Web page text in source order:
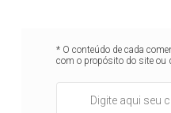
* O conteúdo de cada
com o propósito do site ou